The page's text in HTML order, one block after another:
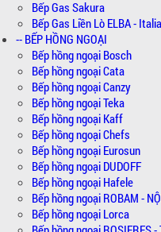
Bếp Gas Sakura
Bếp Gas Liền Lò ELBA - Italia
-- BẾP HỒNG NGOẠI
Bếp hồng ngoại Bosch
Bếp hồng ngoại Cata
Bếp hồng ngoại Canzy
Bếp hồng ngoại Teka
Bếp hồng ngoại Kaff
Bếp hồng ngoại Chefs
Bếp hồng ngoại Eurosun
Bếp hồng ngoại DUDOFF
Bếp hồng ngoại Hafele
Bếp hồng ngoại ROBAM -
Bếp hồng ngoại Lorca